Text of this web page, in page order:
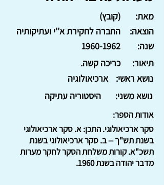
(קובץ)
מאת:
החברה לחקירת א''י ועתיקותיה
הוצאה:
1960-1962
שנה:
כריכה קשה.
תיאור:
ארכיאולוגיה
נושא ראשי:
היסטוריה עתיקה
נושא משני:
אודות הספר:
סקר ארכיאולוגי. התכן: א. סקר ארכיאולוגי
בשנת תש"ך -- ב. סקר ארכיאולוגי בשנת
תשכ"א. קורות משלחת הסקר לחקר מערות
מדבר יהודה בשנת 1960.